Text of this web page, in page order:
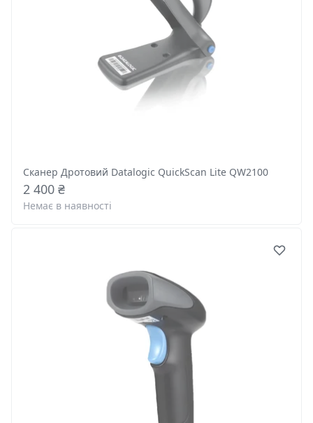
Сканер Дротовий Datalogic QuickScan Lite QW2100
2 400 ₴
Немає в наявності